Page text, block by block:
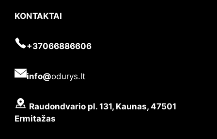
KONTAKTAI
+37066886606
info@odurys.lt
Raudondvario pl. 131, Kaunas, 47501
Ermitažas